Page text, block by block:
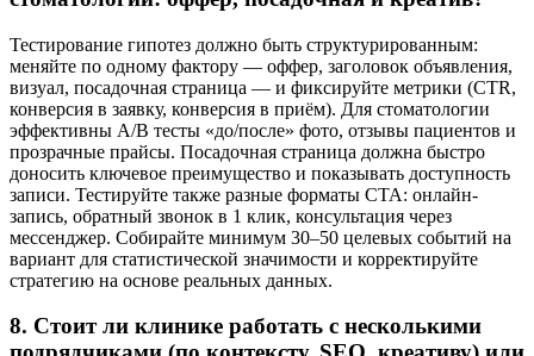
Тестирование гипотез должно быть структурированным:
меняйте по одному фактору — оффер, заголовок объявления,
визуал, посадочная страница — и фиксируйте метрики (CTR,
конверсия в заявку, конверсия в приём). Для стоматологии
эффективны A/B тесты «до/после» фото, отзывы пациентов и
прозрачные прайсы. Посадочная страница должна быстро
доносить ключевое преимущество и показывать доступность
записи. Тестируйте также разные форматы CTA: онлайн-
запись, обратный звонок в 1 клик, консультация через
мессенджер. Собирайте минимум 30–50 целевых событий на
вариант для статистической значимости и корректируйте
стратегию на основе реальных данных.
8. Стоит ли клинике работать с несколькими